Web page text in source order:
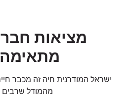
מציאות
מתאימה
ישראל המודרנית חיה זה מכבר חיים
מהמודל שרבים